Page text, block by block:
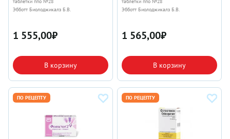
Эбботт Биолоджикалз Б.В.
1 555,00₽
В корзину
Эбботт Биолоджикалз Б.В.
1 565,00₽
В корзину
ПО РЕЦЕПТУ ПО РЕЦЕПТУ